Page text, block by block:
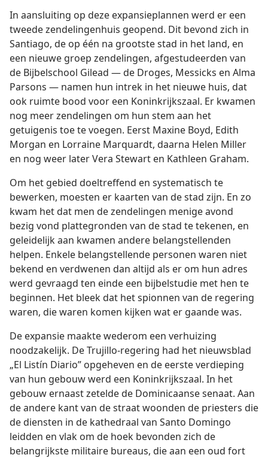
In aansluiting op deze expansieplannen werd er een
tweede zendelingenhuis geopend. Dit bevond zich in
Santiago, de op één na grootste stad in het land, en
een nieuwe groep zendelingen, afgestudeerden van
de Bijbelschool Gilead — de Droges, Messicks en Alma
Parsons — namen hun intrek in het nieuwe huis, dat
ook ruimte bood voor een Koninkrijkszaal. Er kwamen
nog meer zendelingen om hun stem aan het
getuigenis toe te voegen. Eerst Maxine Boyd, Edith
Morgan en Lorraine Marquardt, daarna Helen Miller
en nog weer later Vera Stewart en Kathleen Graham.
Om het gebied doeltreffend en systematisch te
bewerken, moesten er kaarten van de stad zijn. En zo
kwam het dat men de zendelingen menige avond
bezig vond plattegronden van de stad te tekenen, en
geleidelijk aan kwamen andere belangstellenden
helpen. Enkele belangstellende personen waren niet
bekend en verdwenen dan altijd als er om hun adres
werd gevraagd ten einde een bijbelstudie met hen te
beginnen. Het bleek dat het spionnen van de regering
waren, die waren komen kijken wat er gaande was.
De expansie maakte wederom een verhuizing
noodzakelijk. De Trujillo-regering had het nieuwsblad
„El Listín Diario” opgeheven en de eerste verdieping
van hun gebouw werd een Koninkrijkszaal. In het
gebouw ernaast zetelde de Dominicaanse senaat. Aan
de andere kant van de straat woonden de priesters die
de diensten in de kathedraal van Santo Domingo
leidden en vlak om de hoek bevonden zich de
belangrijkste militaire bureaus, die aan een oud fort